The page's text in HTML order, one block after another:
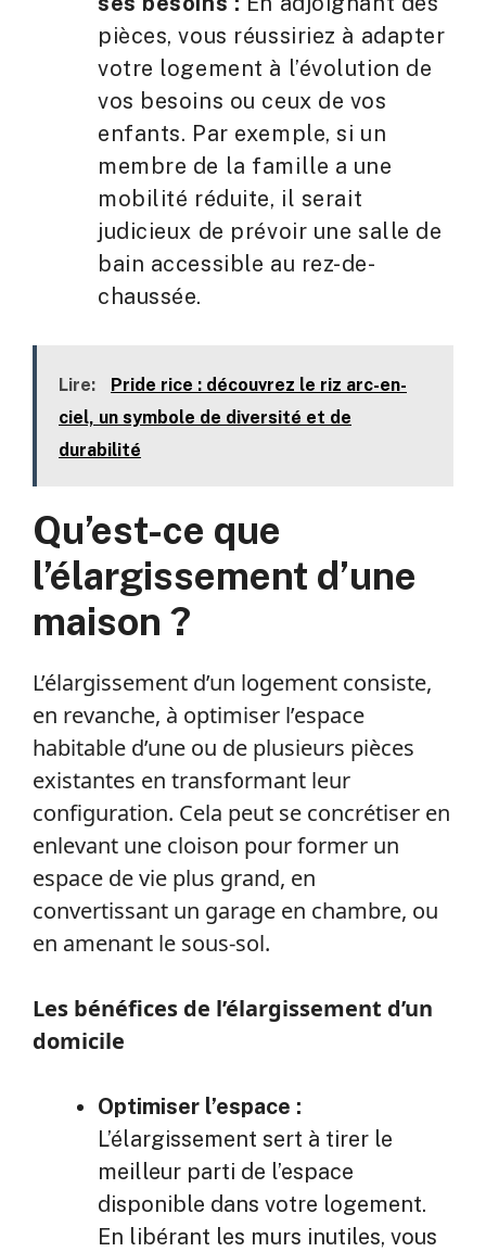
pièces, vous réussiriez à adapter
votre logement à l’évolution de
vos besoins ou ceux de vos
enfants. Par exemple, si un
membre de la famille a une
mobilité réduite, il serait
judicieux de prévoir une salle de
bain accessible au rez-de-
chaussée.
Lire:
Pride rice : découvrez le riz arc-en-
ciel, un symbole de diversité et de
durabilité
Qu’est-ce que
l’élargissement d’une
maison ?
L’élargissement d’un logement consiste,
en revanche, à optimiser l’espace
habitable d’une ou de plusieurs pièces
existantes en transformant leur
configuration. Cela peut se concrétiser en
enlevant une cloison pour former un
espace de vie plus grand, en
convertissant un garage en chambre, ou
en amenant le sous-sol.
Les bénéfices de l’élargissement d’un
domicile
Optimiser l’espace :
L’élargissement sert à tirer le
meilleur parti de l’espace
disponible dans votre logement.
En libérant les murs inutiles, vous